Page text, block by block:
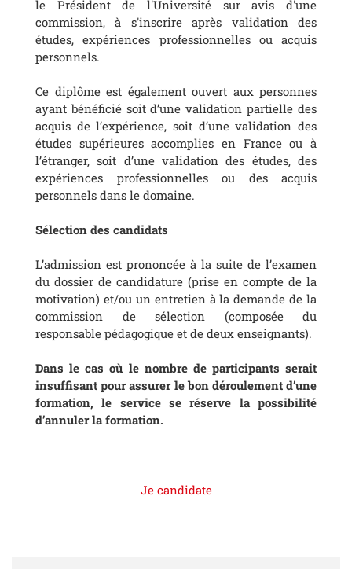
le Président de l'Université sur avis d'une
commission, à s'inscrire après validation des
études, expériences professionnelles ou acquis
personnels.
Ce diplôme est également ouvert aux personnes
ayant bénéficié soit d’une validation partielle des
acquis de l’expérience, soit d’une validation des
études supérieures accomplies en France ou à
l’étranger, soit d’une validation des études, des
expériences professionnelles ou des acquis
personnels dans le domaine.
Sélection des candidats
L’admission est prononcée à la suite de l’examen
du dossier de candidature (prise en compte de la
motivation) et/ou un entretien à la demande de la
commission de sélection (composée du
responsable pédagogique et de deux enseignants).
Dans le cas où le nombre de participants serait
insuffisant pour assurer le bon déroulement d’une
formation, le service se réserve la possibilité
d’annuler la formation.
Je candidate